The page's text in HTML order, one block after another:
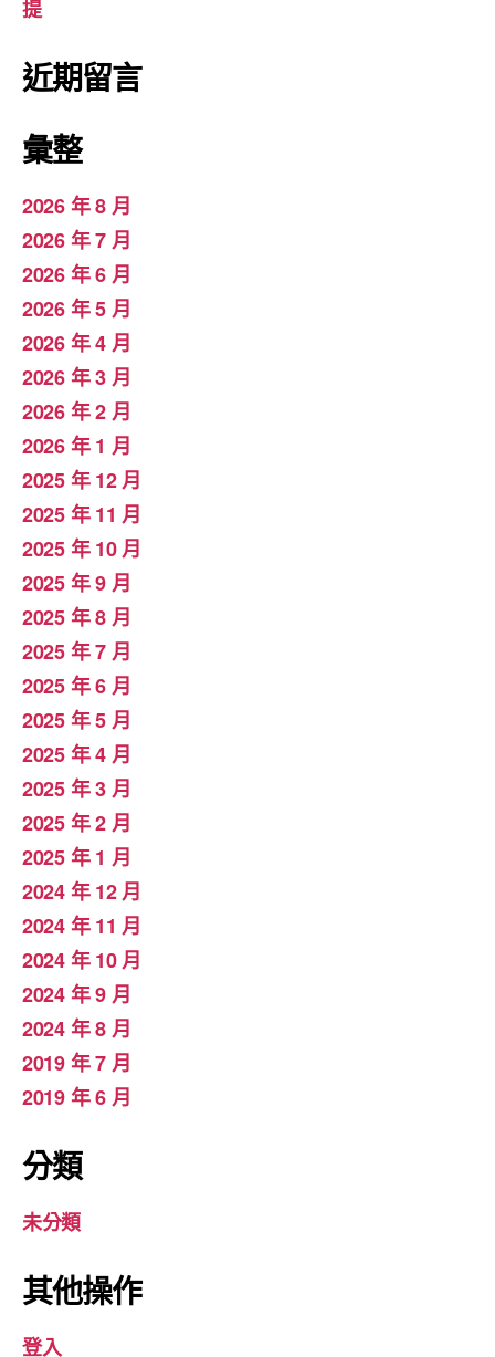
提
近期留言
彙整
2026 年 8 月
2026 年 7 月
2026 年 6 月
2026 年 5 月
2026 年 4 月
2026 年 3 月
2026 年 2 月
2026 年 1 月
2025 年 12 月
2025 年 11 月
2025 年 10 月
2025 年 9 月
2025 年 8 月
2025 年 7 月
2025 年 6 月
2025 年 5 月
2025 年 4 月
2025 年 3 月
2025 年 2 月
2025 年 1 月
2024 年 12 月
2024 年 11 月
2024 年 10 月
2024 年 9 月
2024 年 8 月
2019 年 7 月
2019 年 6 月
分類
未分類
其他操作
登入